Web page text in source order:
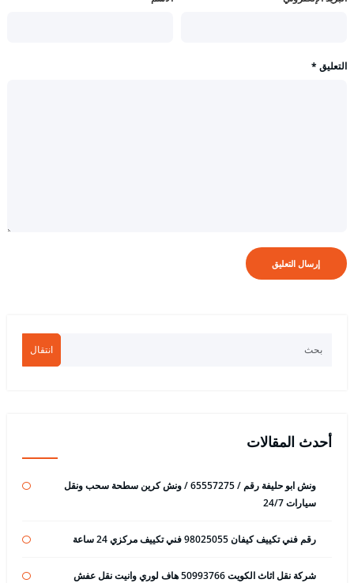
التعليق *
انتقال
أحدث المقالات
ونش ابو حليفة رقم / 65557275 / ونش كرين سطحة سحب ونقل
سيارات 24/7
رقم فني تكييف كيفان 98025055 فني تكييف مركزي 24 ساعة
شركة نقل اثاث الكويت 50993766 هاف لوري وانيت نقل عفش